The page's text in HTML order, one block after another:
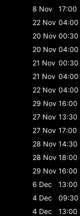
8 Nov
17:00
22 Nov 04:00
20 Nov 00:30
20 Nov 04:00
21 Nov 00:30
21 Nov 04:00
22 Nov 04:00
29 Nov 16:00
27 Nov 13:30
27 Nov 17:00
28 Nov 14:30
28 Nov 18:00
29 Nov 16:00
6 Dec
13:00
4 Dec
09:30
4 Dec
13:00